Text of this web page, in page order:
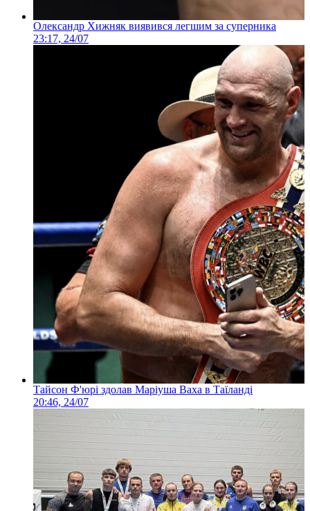
Олександр Хижняк виявився легшим за суперника
23:17, 24/07
Тайсон Ф'юрі здолав Маріуша Ваха в Таїланді
20:46, 24/07